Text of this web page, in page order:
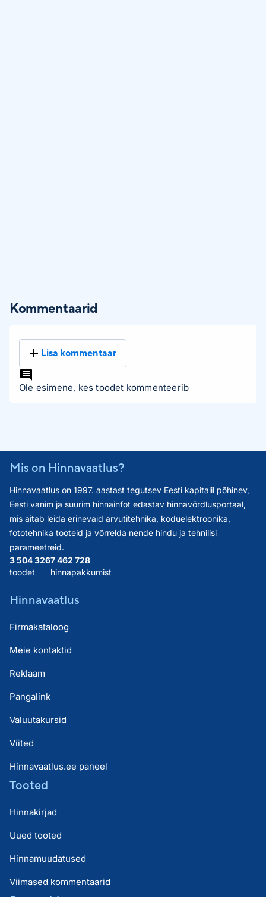
Kommentaarid
Lisa kommentaar
Ole esimene, kes toodet kommenteerib
Mis on Hinnavaatlus?
Hinnavaatlus on 1997. aastast tegutsev Eesti kapitalil põhinev,
Eesti vanim ja suurim hinnainfot edastav hinnavõrdlusportaal,
mis aitab leida erinevaid arvutitehnika, koduelektroonika,
fototehnika tooteid ja võrrelda nende hindu ja tehnilisi
parameetreid.
3 504 326
toodet
7 462 728
hinnapakkumist
Hinnavaatlus
Firmakataloog
Meie kontaktid
Reklaam
Pangalink
Valuutakursid
Viited
Hinnavaatlus.ee paneel
Tooted
Hinnakirjad
Uued tooted
Hinnamuudatused
Viimased kommentaarid